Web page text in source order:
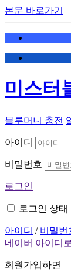
본문 바로가기
미스터
블루머니 충전
아이디
비밀번호
로그인
로그인 상태
아이디 / 비밀번
네이버 아이디
회원가입하면